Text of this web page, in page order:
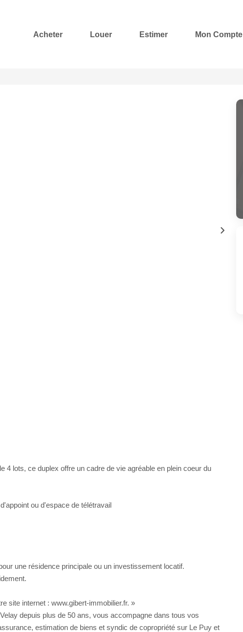
Acheter Louer Estimer Mon Compte
4 lots, ce duplex offre un cadre de vie agréable en plein coeur du
ou d'espace de télétravail
une résidence principale ou un investissement locatif.
site internet : www.gibert-immobilier.fr. »
depuis plus de 50 ans, vous accompagne dans tous vos
estimation de biens et syndic de copropriété sur Le Puy et